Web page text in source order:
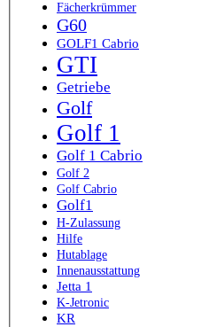
Fächerkrümmer
G60
GOLF1 Cabrio
GTI
Getriebe
Golf
Golf 1
Golf 1 Cabrio
Golf 2
Golf Cabrio
Golf1
H-Zulassung
Hilfe
Hutablage
Innenausstattung
Jetta 1
K-Jetronic
KR